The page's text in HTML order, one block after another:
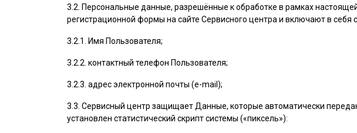
3.2. Персональные данные, разрешённые к обработке в рамках
регистрационной формы на cайте Сервисного центра и включают в
3.2.1. Имя Пользователя;
3.2.2. контактный телефон Пользователя;
3.2.3. адрес электронной почты (e-mail);
3.3. Сервисный центр защищает Данные, которые автоматически
установлен статистический скрипт системы («пиксель»):